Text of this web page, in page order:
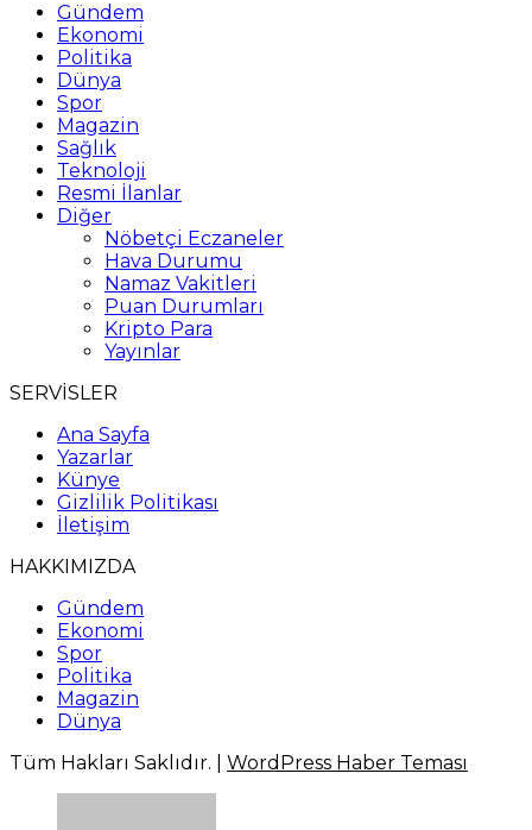
Gündem
Ekonomi
Politika
Dünya
Spor
Magazin
Sağlık
Teknoloji
Resmi İlanlar
Diğer
Nöbetçi Eczaneler
Hava Durumu
Namaz Vakitleri
Puan Durumları
Kripto Para
Yayınlar
SERVİSLER
Ana Sayfa
Yazarlar
Künye
Gizlilik Politikası
İletişim
HAKKIMIZDA
Gündem
Ekonomi
Spor
Politika
Magazin
Dünya
Tüm Hakları Saklıdır. | WordPress Haber Teması